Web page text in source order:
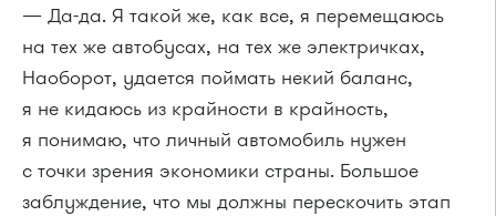
— Да-да. Я такой же, как все, я перемещаюсь
на тех же автобусах, на тех же электричках,
Наоборот, удается поймать некий баланс,
я не кидаюсь из крайности в крайность,
я понимаю, что личный автомобиль нужен
с точки зрения экономики страны. Большое
заблуждение, что мы должны перескочить этап